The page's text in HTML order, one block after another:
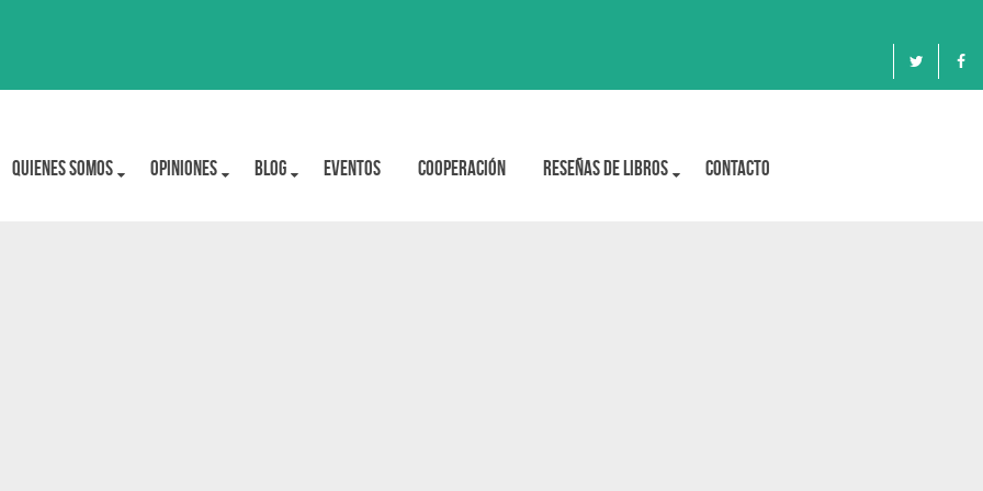
Quienes Somos OPINIONES BLOG Eventos Cooperación Reseñas de libros Contacto